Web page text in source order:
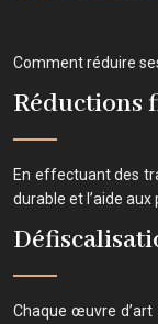
Comment réduire
Réductions
En effectuant des
durable et l’aide
Chaque œuvre